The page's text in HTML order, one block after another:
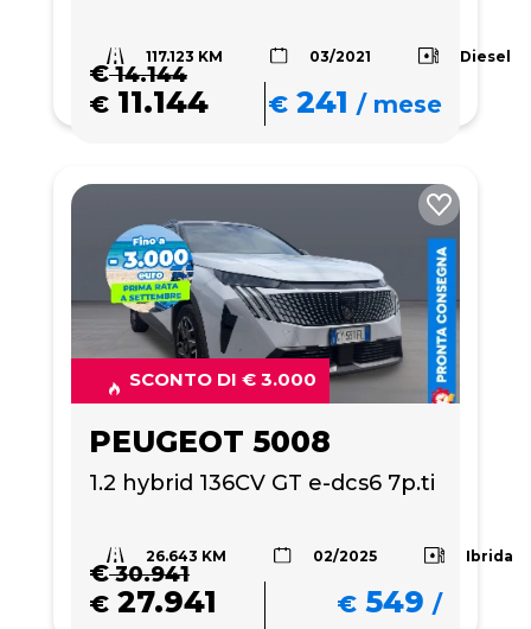
117.123 KM 03/2021 Diesel
€14.144
€ 11.144 € 241 /mese
SCONTO DI € 3.000
PEUGEOT 5008
1.2 hybrid 136CV GT e-dcs6 7p.ti
26.643 KM 02/2025 Ibrida
€30.941
€ 27.941 € 549 /